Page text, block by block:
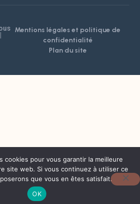
Mentions légales et politique de
confidentialité
Plan du site
cookies pour vous garantir la meilleure
site web. Si vous continuez à utiliser ce
que vous en êtes satisfait.
OK